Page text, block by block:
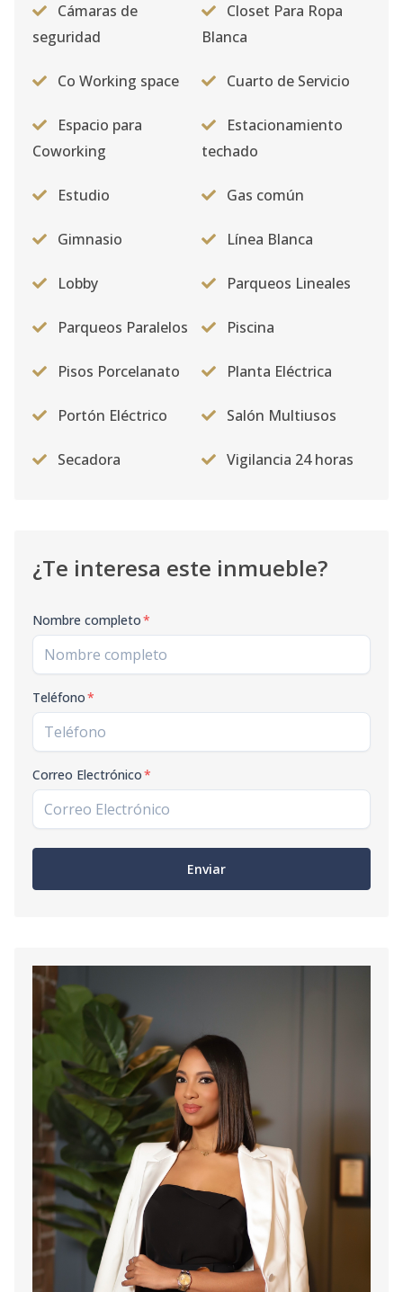
Cámaras de
seguridad
Closet Para Ropa
Blanca
Co Working space Cuarto de Servicio
Espacio para
Coworking
Estacionamiento
techado
Estudio Gas común
Gimnasio Línea Blanca
Lobby Parqueos Lineales
Parqueos Paralelos Piscina
Pisos Porcelanato Planta Eléctrica
Portón Eléctrico Salón Multiusos
Secadora Vigilancia 24 horas
¿Te interesa este inmueble?
Nombre completo*
Teléfono*
Correo Electrónico*
Enviar